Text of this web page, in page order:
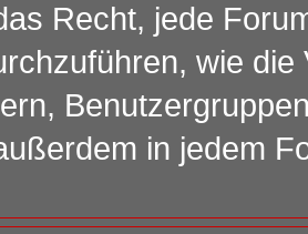
Recht, jede
wie
in jedem